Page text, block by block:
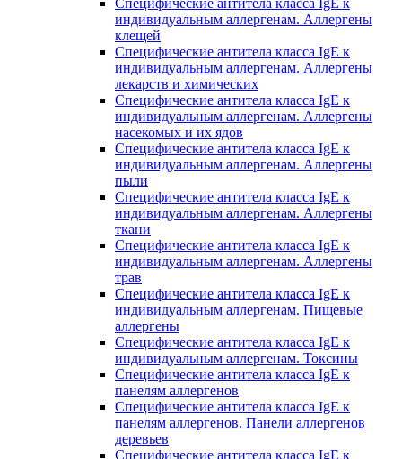
Специфические антитела класса IgE к
индивидуальным аллергенам. Аллергены
клещей
Специфические антитела класса IgE к
индивидуальным аллергенам. Аллергены
лекарств и химических
Специфические антитела класса IgE к
индивидуальным аллергенам. Аллергены
насекомых и их ядов
Специфические антитела класса IgE к
индивидуальным аллергенам. Аллергены
пыли
Специфические антитела класса IgE к
индивидуальным аллергенам. Аллергены
ткани
Специфические антитела класса IgE к
индивидуальным аллергенам. Аллергены
трав
Специфические антитела класса IgE к
индивидуальным аллергенам. Пищевые
аллергены
Специфические антитела класса IgE к
индивидуальным аллергенам. Токсины
Специфические антитела класса IgE к
панелям аллергенов
Специфические антитела класса IgE к
панелям аллергенов. Панели аллергенов
деревьев
Специфические антитела класса IgE к